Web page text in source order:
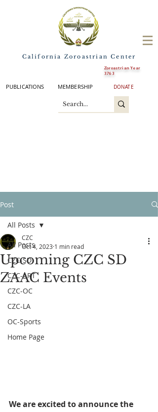
California Zoroastrian Center
Zoroastrian Year
3763
PUBLICATIONS MEMBERSHIP DONATE
Post
All Posts
CZC-SD
CZC-ART
CZC-OC
CZC-LA
OC-Sports
Home Page
All Posts
Upcoming CZC SD
ZAAC Events
CZC
Oct 4, 2023 1 min read
We are excited to announce the